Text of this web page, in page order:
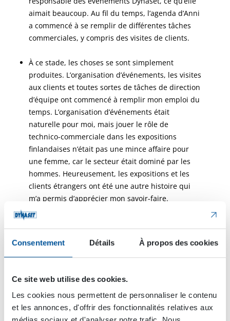
Consentement Détails À propos des cookies
Ce site web utilise des cookies.
Les cookies nous permettent de personnaliser le contenu
et les annonces, d'offrir des fonctionnalités relatives aux
aimait beaucoup. Au fil du temps, l’agenda d’Anni
a commencé à se remplir de différentes tâches
commerciales, y compris des visites de clients.
À ce stade, les choses se sont simplement
produites. L’organisation d’événements, les visites
aux clients et toutes sortes de tâches de direction
d’équipe ont commencé à remplir mon emploi du
temps. L’organisation d’événements était
naturelle pour moi, mais jouer le rôle de
technico-commerciale dans les expositions
finlandaises n’était pas une mince affaire pour
une femme, car le secteur était dominé par les
hommes. Heureusement, les expositions et les
clients étrangers ont été une autre histoire qui
m’a permis d’apprécier mon savoir-faire.
Heureusement, les choses ont beaucoup changé
Dans l’ensemble, on peut dire que lorsque j’ai vu
qu’il y avait quelque chose à faire, je l’ai fait.
Après quelques années, je suis devenu notre
pendant neuf ans et, en 2018, je suis également
devenue vice-présidente exécutive, poste que j’ai
quitté pour un congé de maternité au début de